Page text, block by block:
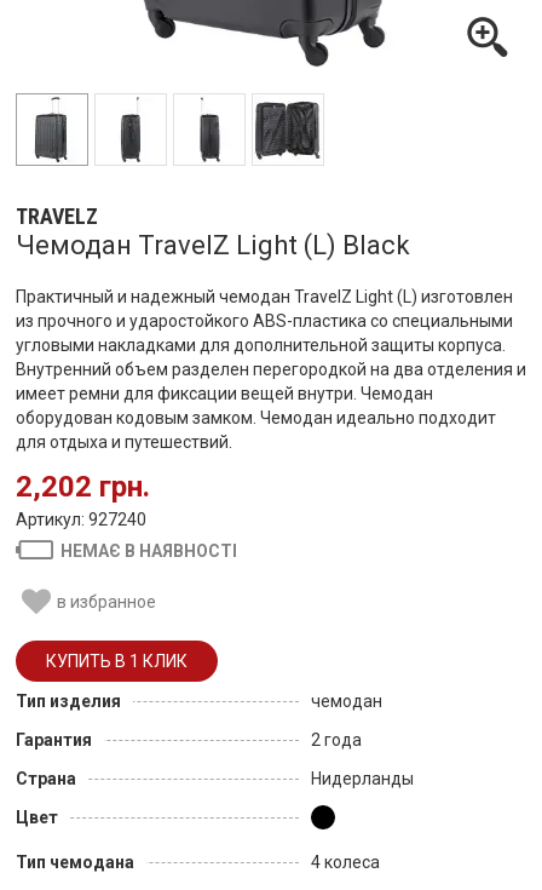
TRAVELZ
Чемодан TravelZ Light (L) Black
Практичный и надежный чемодан TravelZ Light (L) изготовлен
из прочного и ударостойкого ABS-пластика со специальными
угловыми накладками для дополнительной защиты корпуса.
Внутренний объем разделен перегородкой на два отделения и
имеет ремни для фиксации вещей внутри. Чемодан
оборудован кодовым замком. Чемодан идеально подходит
для отдыха и путешествий.
2,202 грн.
Артикул: 927240
НЕМАЄ В НАЯВНОСТІ
в избранное
Тип изделия
чемодан
Гарантия
2 года
Страна
Нидерланды
Цвет
Тип чемодана
4 колеса